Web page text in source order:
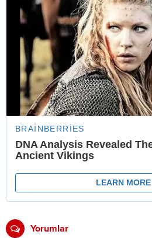
Yorumlar